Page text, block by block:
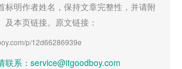
标明作者姓名，保持文章完整性，并请附
及本页链接。原文链接：
p/12d66286939e
联系：service@itgoodboy.com